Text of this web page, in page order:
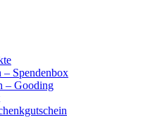
– Spendenbox
– Gooding